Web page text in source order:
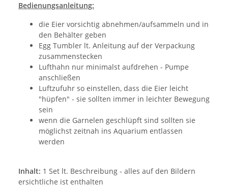
Bedienungsanleitung:
die Eier vorsichtig abnehmen/aufsammeln und in
den Behälter geben
Egg Tumbler lt. Anleitung auf der Verpackung
zusammenstecken
Lufthahn nur minimalst aufdrehen - Pumpe
anschließen
Luftzufuhr so einstellen, dass die Eier leicht
"hüpfen" - sie sollten immer in leichter Bewegung
sein
wenn die Garnelen geschlüpft sind sollten sie
möglichst zeitnah ins Aquarium entlassen
werden
Inhalt: 1 Set lt. Beschreibung - alles auf den Bildern
ersichtliche ist enthalten